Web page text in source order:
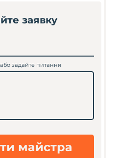
заявку
задайте питання
майстра